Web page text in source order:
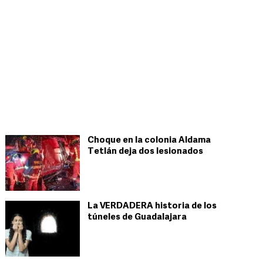
Choque en la colonia Aldama
Tetlán deja dos lesionados
La VERDADERA historia de los
túneles de Guadalajara